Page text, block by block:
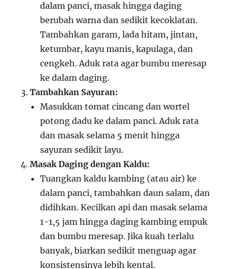
dalam panci, masak hingga daging
berubah warna dan sedikit kecoklatan.
Tambahkan garam, lada hitam, jintan,
ketumbar, kayu manis, kapulaga, dan
cengkeh. Aduk rata agar bumbu meresap
ke dalam daging.
Tambahkan Sayuran:
Masukkan tomat cincang dan wortel
potong dadu ke dalam panci. Aduk rata
dan masak selama 5 menit hingga
sayuran sedikit layu.
Masak Daging dengan Kaldu:
Tuangkan kaldu kambing (atau air) ke
dalam panci, tambahkan daun salam, dan
didihkan. Kecilkan api dan masak selama
1-1,5 jam hingga daging kambing empuk
dan bumbu meresap. Jika kuah terlalu
banyak, biarkan sedikit menguap agar
konsistensinya lebih kental.